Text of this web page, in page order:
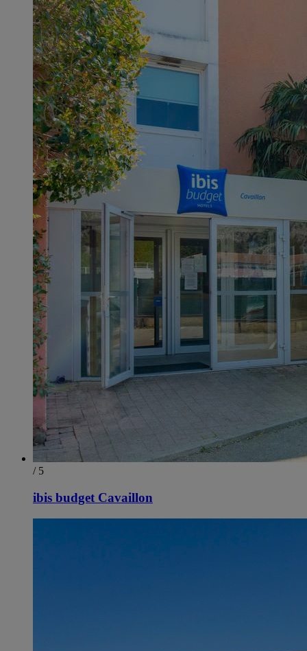
/ 5
ibis budget Cavaillon